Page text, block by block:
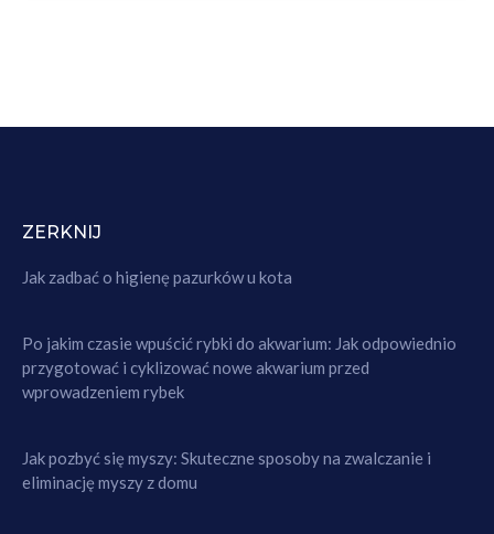
ZERKNIJ
Jak zadbać o higienę pazurków u kota
Po jakim czasie wpuścić rybki do akwarium: Jak odpowiednio
przygotować i cyklizować nowe akwarium przed
wprowadzeniem rybek
Jak pozbyć się myszy: Skuteczne sposoby na zwalczanie i
eliminację myszy z domu